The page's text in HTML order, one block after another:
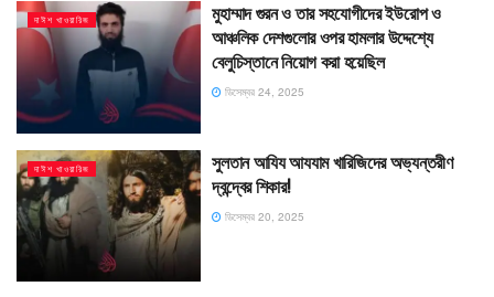
দাঈশ খাওয়ারিজ
মুহাম্মাদ গুরন ও তার সহযোগীদের ইউরোপ ও
আঞ্চলিক দেশগুলোর ওপর হামলার উদ্দেশ্যে
বেলুচিস্তানে নিয়োগ করা হয়েছিল
ডিসেম্বর 24, 2025
দাঈশ খাওয়ারিজ
সুলতান আযিয আযযাম খারিজিদের অভ্যন্তরীণ
দ্বন্দ্বের শিকার!
ডিসেম্বর 20, 2025